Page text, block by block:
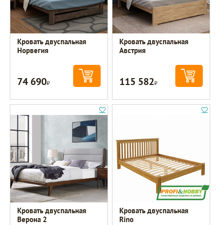
Кровать двуспальная
Норвегия
74 690Р
Кровать двуспальная
Австрия
115 582Р
Кровать двуспальная
Верона 2
Кровать двуспальная
Rino